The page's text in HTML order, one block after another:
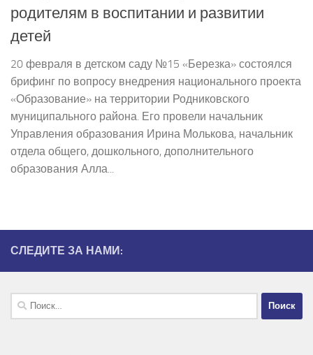
родителям в воспитании и развитии
детей
20 февраля в детском саду №15 «Березка» состоялся
брифинг по вопросу внедрения национального проекта
«Образование» на территории Родниковского
муниципального района. Его провели начальник
Управления образования Ирина Молькова, начальник
отдела общего, дошкольного, дополнительного
образования Алла...
СЛЕДИТЕ ЗА НАМИ:
Найти: